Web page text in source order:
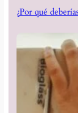
¿Por qué